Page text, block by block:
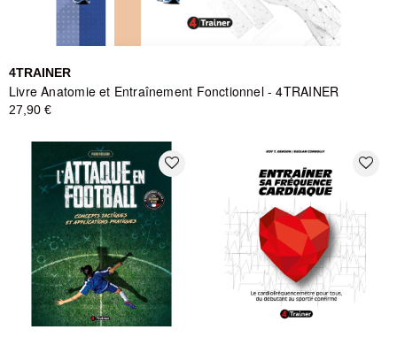
4TRAINER
Livre Anatomie et Entraînement Fonctionnel - 4TRAINER
27,90 €
favorite_border favorite_border